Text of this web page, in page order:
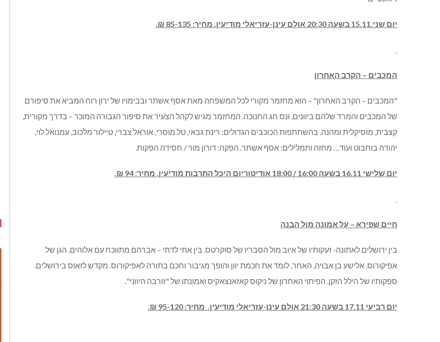
יום שני.15.11 בשעה 20:30 אולם עינן-עזריאלי מודיעין. מחיר: 85-135 ₪.
המכבים – הקרב האחרון
"המכבים – הקרב האחרון" – הוא מחזמר מקורי לכל המשפחה מאת אסף אשתר ובבימויו של ירון רוח המביא את סיפורם
של המכבים והמרד שלהם ביוונים, ונס חג החנוכה. המחזמר מגיש לקהל הצעיר את סיפור הגבורה המוכר – בדרך מקורית,
קצבית, מוסיקלית ומהנה. בהשתתפות הכוכבים הגדולים: רינת גבאי, טל מוסרי, אוראל צברי, טיילור מלכוב, עמנואל לוי,
יהודה בוחבוט ועוד… מחזה ותמלילים: אסף אשתר. הפקה: דורון מור / חסידה הפקות.
יום שלישי 16.11 בשעה 16:00 / 18:00 אודיטוריום היכל התרבות מודיעין. מחיר: 94 ₪.
חיים שפירא – על אמונה מול הבנה
בין ירושלים לאתונה- זעקותיו של איוב מול הסבריו של סוקרטס. בין אתי לדתי – אברהם מתווכח עם אלוהים. הגן של
אפיקורוס. אלישע בן אבויה, האחר, לומד את חכמת יוון והופך מגיבור וחכם בתורה לאפיקורוס. מקדש לזאוס בירושלים.
ספקותיו של הילל הזקן. הפיתוי האחרון של ניקוס קאזאנצאקיס ואמונתו של "זורבה היווני".
יום רביעי 17.11 בשעה 21:30 אולם עינן-עזריאלי מודיעין. מחיר: 95-120 ₪.